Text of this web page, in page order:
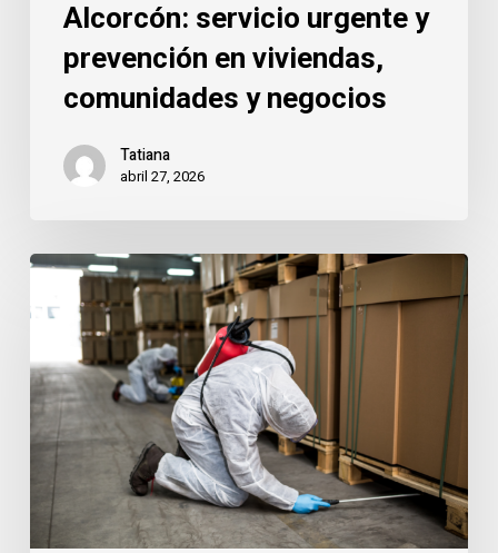
negocios
Alcorcón: servicio urgente y
prevención en viviendas,
comunidades y negocios
Tatiana
abril 27, 2026
Garajes
trasteros
en
Alcorcón:
punto
entrada
más